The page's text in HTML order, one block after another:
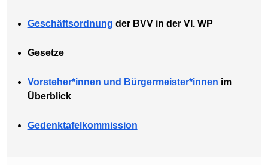
Geschäftsordnung der BVV in der VI. WP
Gesetze
Vorsteher*innen und Bürgermeister*innen im
Überblick
Gedenktafelkommission